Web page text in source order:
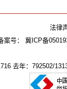
法律
案号：
冀ICP备
去年：792502/